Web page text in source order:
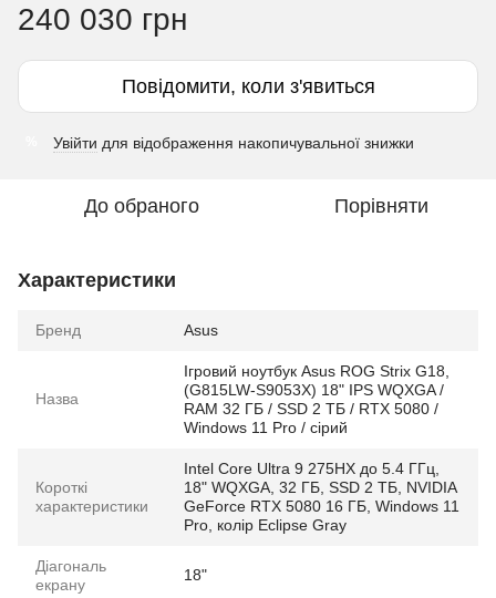
240 030 грн
Повідомити, коли з'явиться
Увійти для відображення накопичувальної знижки
До обраного Порівняти
Характеристики
Бренд Asus
Назва
Ігровий ноутбук Asus ROG Strix G18,
(G815LW-S9053X) 18" IPS WQXGA /
RAM 32 ГБ / SSD 2 ТБ / RTX 5080 /
Windows 11 Pro / сірий
Короткі
характеристики
Intel Core Ultra 9 275HX до 5.4 ГГц,
18" WQXGA, 32 ГБ, SSD 2 ТБ, NVIDIA
GeForce RTX 5080 16 ГБ, Windows 11
Pro, колір Eclipse Gray
Діагональ
екрану
18"